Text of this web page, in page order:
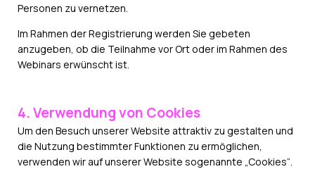
Personen zu vernetzen.
Im Rahmen der Registrierung werden Sie gebeten
anzugeben, ob die Teilnahme vor Ort oder im Rahmen des
Webinars erwünscht ist.
4. Verwendung von Cookies
Um den Besuch unserer Website attraktiv zu gestalten und
die Nutzung bestimmter Funktionen zu ermöglichen,
verwenden wir auf unserer Website sogenannte „Cookies“.